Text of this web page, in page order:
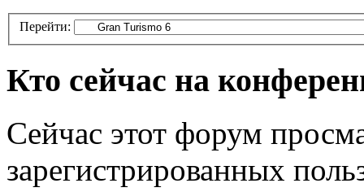
Перейти:
Кто сейчас на
Сейчас этот форум
зарегистрированных